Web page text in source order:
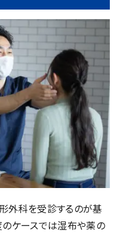
外科を受診するのが基
のケースでは湿布や薬の